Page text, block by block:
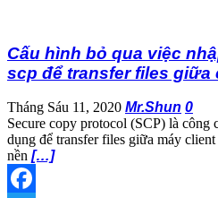
Cấu hình bỏ qua việc
scp để transfer files giữa
Tháng Sáu 11, 2020 Mr.Shun 0
Secure copy protocol (SCP) là công
dụng để transfer files giữa máy
nền […]